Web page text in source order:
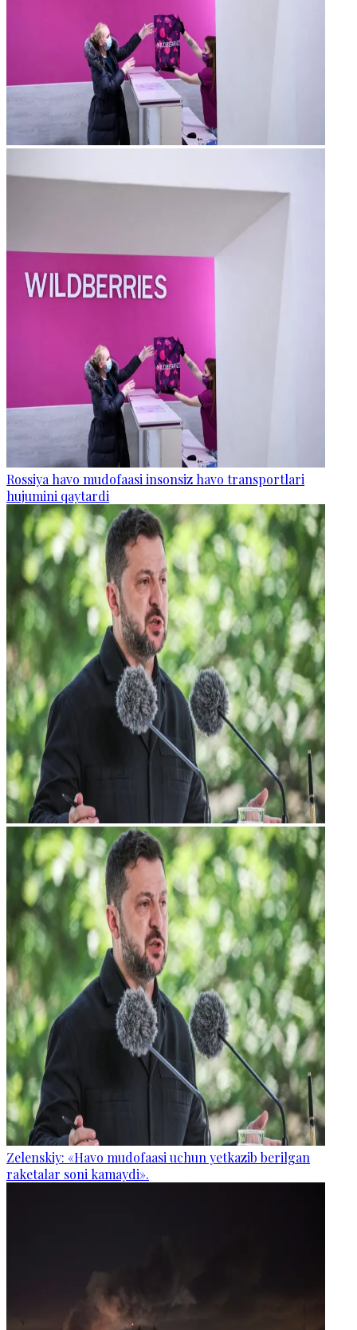
Rossiya havo mudofaasi insonsiz havo transportlari
hujumini qaytardi
Zelenskiy: «Havo mudofaasi uchun yetkazib berilgan
raketalar soni kamaydi».